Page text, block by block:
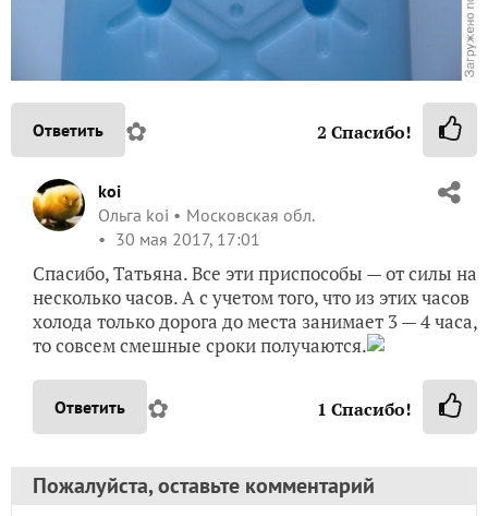
Ответить ✿ 2 Спасибо!
koi
Ольга koi
Московская обл.
30 мая 2017, 17:01
Спасибо, Татьяна. Все эти приспособы — от силы на
несколько часов. А с учетом того, что из этих часов
холода только дорога до места занимает 3 — 4 часа,
то совсем смешные сроки получаются.
Ответить ✿ 1 Спасибо!
Пожалуйста, оставьте комментарий